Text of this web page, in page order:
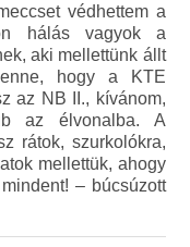
védhettem a
hálás vagyok a
aki mellettünk állt
hogy a KTE
az NB II., kívánom,
az élvonalba. A
rátok, szurkolókra,
mellettük, ahogy
– búcsúzott